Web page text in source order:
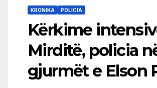
KRONIKA POLICIA
Kërkime
Mirditë, policia
gjurmët e Elson